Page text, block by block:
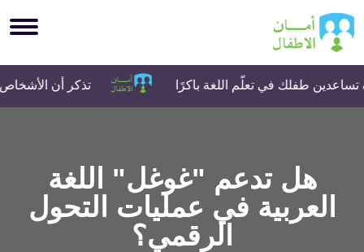
طفلك في تعلّم اللغة باكرًا تذكر أن الأشخاص
هل تدعم "غوغل" اللغة
العربية في عمليات التحول
الرقمي؟